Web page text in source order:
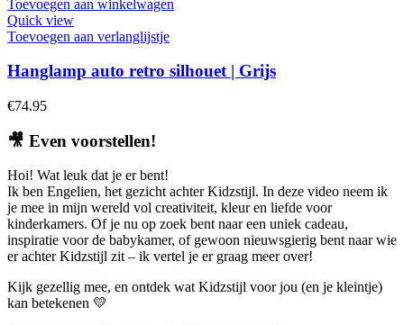
Toevoegen aan winkelwagen
Quick view
Toevoegen aan verlanglijstje
Hanglamp auto retro silhouet | Grijs
€74.95
🎥 Even voorstellen!
Hoi! Wat leuk dat je er bent!
Ik ben Engelien, het gezicht achter Kidzstijl. In deze video neem ik
je mee in mijn wereld vol creativiteit, kleur en liefde voor
kinderkamers. Of je nu op zoek bent naar een uniek cadeau,
inspiratie voor de babykamer, of gewoon nieuwsgierig bent naar wie
er achter Kidzstijl zit – ik vertel je er graag meer over!
Kijk gezellig mee, en ontdek wat Kidzstijl voor jou (en je kleintje)
kan betekenen 💛